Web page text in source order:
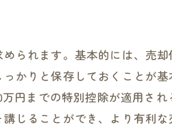
られます。基本的には、売
かりと保存しておくことが
円までの特別控除が適用され
じることができ、より有利